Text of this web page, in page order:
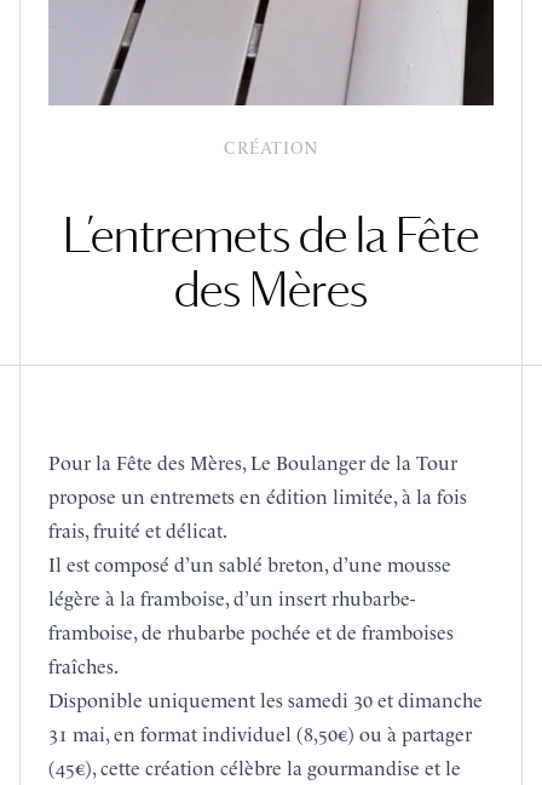
CRÉATION
L’entremets de la Fête
des Mères
Pour la Fête des Mères,Le Boulanger de la Tour
propose un entremets en édition limitée, à la fois
frais, fruité et délicat.
Il est composé d’un sablé breton, d’une mousse
légère à la framboise, d’un insert rhubarbe-
framboise, de rhubarbe pochée et de framboises
fraîches.
Disponible uniquement les samedi 30 et dimanche
31 mai, en format individuel (8,50€) ou à partager
(45€), cette création célèbre la gourmandise et le